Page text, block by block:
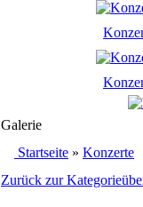
Galerie
Startseite » Konzerte
Zurück zur